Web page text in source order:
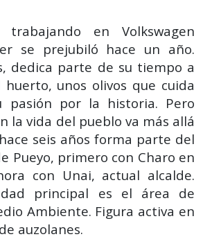
en Volkswagen
se prejubiló hace un año.
dedica parte de su tiempo a
huerto, unos olivos que cuida
pasión por la historia. Pero
la vida del pueblo va más allá
seis años forma parte del
Pueyo, primero con Charo en
con Unai, actual alcalde.
principal es el área de
Ambiente. Figura activa en
auzolanes.